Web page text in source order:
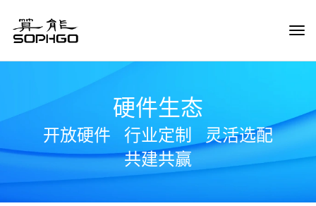
硬件生态
开放硬件 行业定制
灵活选配
共建共赢